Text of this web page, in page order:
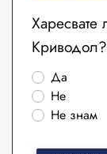
Криводол?
Да
Не
Не знам